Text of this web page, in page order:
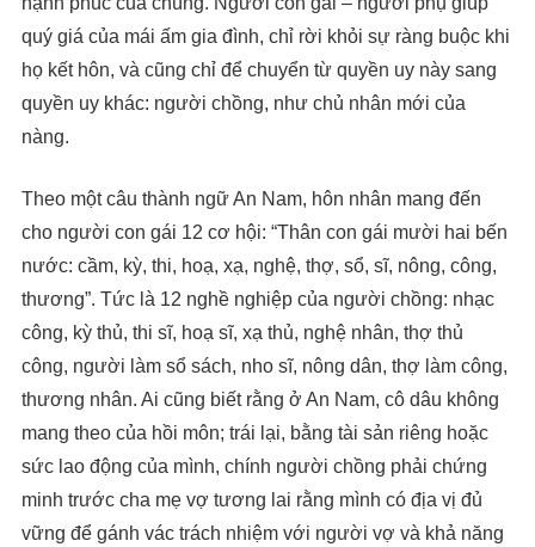
quý giá của mái ấm gia đình, chỉ rời khỏi sự ràng buộc khi
họ kết hôn, và cũng chỉ để chuyển từ quyền uy này sang
quyền uy khác: người chồng, như chủ nhân mới của
nàng.
Theo một câu thành ngữ An Nam, hôn nhân mang đến
cho người con gái 12 cơ hội: “Thân con gái mười hai bến
nước: cầm, kỳ, thi, hoạ, xạ, nghệ, thợ, sổ, sĩ, nông, công,
thương”. Tức là 12 nghề nghiệp của người chồng: nhạc
công, kỳ thủ, thi sĩ, hoạ sĩ, xạ thủ, nghệ nhân, thợ thủ
công, người làm sổ sách, nho sĩ, nông dân, thợ làm công,
thương nhân. Ai cũng biết rằng ở An Nam, cô dâu không
mang theo của hồi môn; trái lại, bằng tài sản riêng hoặc
sức lao động của mình, chính người chồng phải chứng
minh trước cha mẹ vợ tương lai rằng mình có địa vị đủ
vững để gánh vác trách nhiệm với người vợ và khả năng